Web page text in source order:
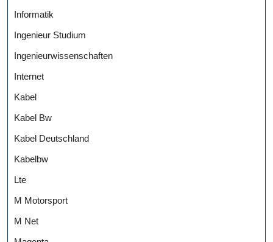
Informatik
Ingenieur Studium
Ingenieurwissenschaften
Internet
Kabel
Kabel Bw
Kabel Deutschland
Kabelbw
Lte
M Motorsport
M Net